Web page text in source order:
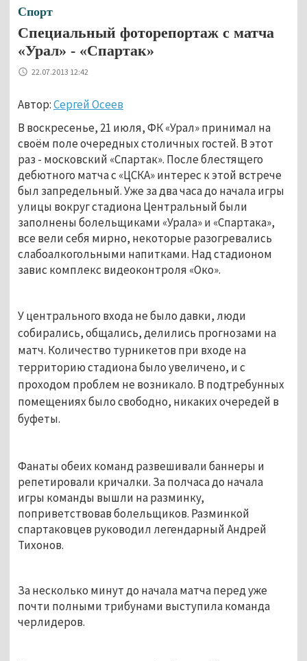
Спорт
Специальный фоторепортаж с матча
«Урал» - «Спартак»
22.07.2013 12:42
Автор:Сергей Осеев
В воскресенье, 21 июля, ФК «Урал» принимал на
своём поле очередных столичных гостей. В этот
раз - московский «Спартак». После блестящего
дебютного матча с «ЦСКА» интерес к этой встрече
был запредельный. Уже за два часа до начала игры
улицы вокруг стадиона Центральный были
заполнены болельщиками «Урала» и «Спартака»,
все вели себя мирно, некоторые разогревались
слабоалкогольными напитками. Над стадионом
завис комплекс видеоконтроля «Око».
У центрального входа не было давки, люди
собирались, общались, делились прогнозами на
матч. Количество турникетов при входе на
территорию стадиона было увеличено, и с
проходом проблем не возникало. В подтребунных
помещениях было свободно, никаких очередей в
буфеты.
Фанаты обеих команд развешивали баннеры и
репетировали кричалки. За полчаса до начала
игры команды вышли на разминку,
поприветствовав болельщиков. Разминкой
спартаковцев руководил легендарный Андрей
Тихонов.
За несколько минут до начала матча перед уже
почти полными трибунами выступила команда
черлидеров.